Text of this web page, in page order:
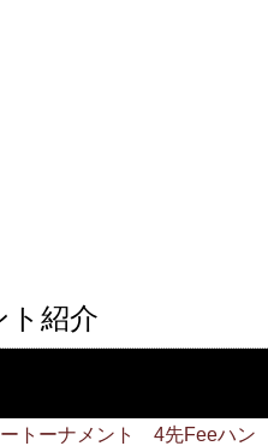
ト紹介
トーナメント 4先Feeハン